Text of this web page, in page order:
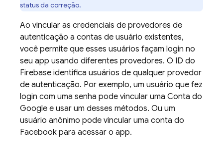
status da correção.
Ao vincular as credenciais de provedores de
autenticação a contas de usuário existentes,
você permite que esses usuários façam login no
seu app usando diferentes provedores. O ID do
Firebase identifica usuários de qualquer provedor
de autenticação. Por exemplo, um usuário que fez
login com uma senha pode vincular uma Conta do
Google e usar um desses métodos. Ou um
usuário anônimo pode vincular uma conta do
Facebook para acessar o app.